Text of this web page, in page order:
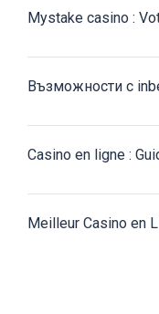
Mystake casino :
Възможности с
Casino en ligne :
Meilleur Casino en